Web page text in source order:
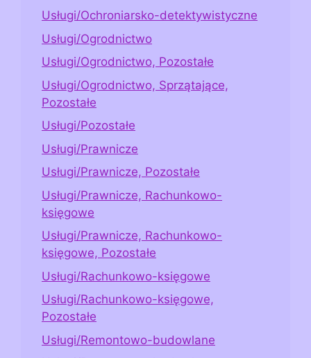
Usługi/Ochroniarsko-detektywistyczne
Usługi/Ogrodnictwo
Usługi/Ogrodnictwo, Pozostałe
Usługi/Ogrodnictwo, Sprzątające,
Pozostałe
Usługi/Pozostałe
Usługi/Prawnicze
Usługi/Prawnicze, Pozostałe
Usługi/Prawnicze, Rachunkowo-
księgowe
Usługi/Prawnicze, Rachunkowo-
księgowe, Pozostałe
Usługi/Rachunkowo-księgowe
Usługi/Rachunkowo-księgowe,
Pozostałe
Usługi/Remontowo-budowlane